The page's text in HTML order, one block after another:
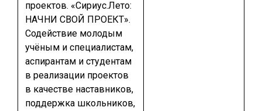
проектов. «Сириус.Лето:
НАЧНИ СВОЙ ПРОЕКТ».
Содействие молодым
учёным и специалистам,
аспирантам и студентам
в реализации проектов
в качестве наставников,
поддержка школьников,